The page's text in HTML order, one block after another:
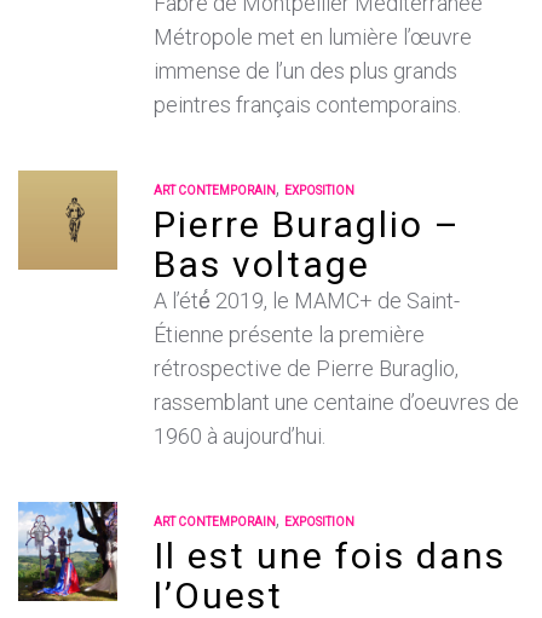
Métropole met en lumière l’œuvre
immense de l’un des plus grands
peintres français contemporains.
ART CONTEMPORAIN , EXPOSITION
Pierre Buraglio –
Bas voltage
A l’été́ 2019, le MAMC+ de Saint-
Étienne présente la première
rétrospective de Pierre Buraglio,
rassemblant une centaine d’oeuvres de
1960 à aujourd’hui.
ART CONTEMPORAIN , EXPOSITION
Il est une fois dans
l’Ouest